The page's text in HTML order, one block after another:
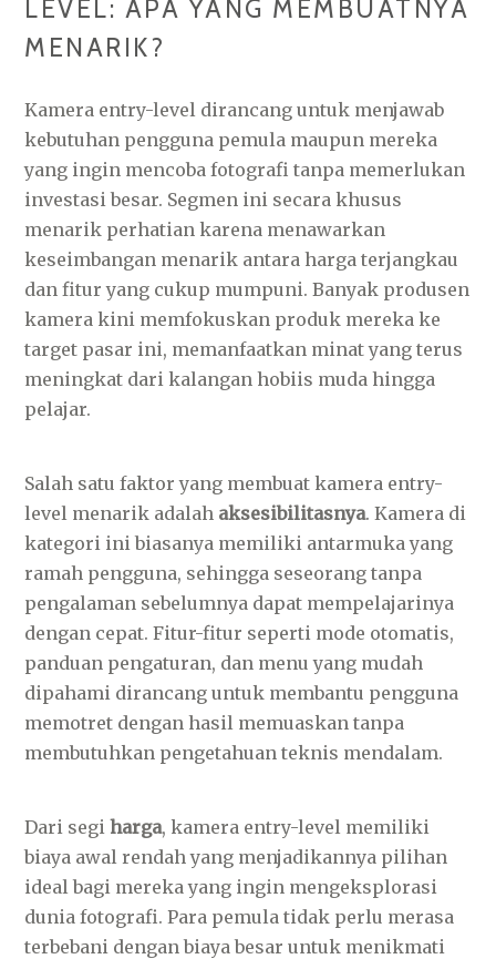
LEVEL: APA YANG MEMBUATNYA
MENARIK?
Kamera entry-level dirancang untuk menjawab
kebutuhan pengguna pemula maupun mereka
yang ingin mencoba fotografi tanpa memerlukan
investasi besar. Segmen ini secara khusus
menarik perhatian karena menawarkan
keseimbangan menarik antara harga terjangkau
dan fitur yang cukup mumpuni. Banyak produsen
kamera kini memfokuskan produk mereka ke
target pasar ini, memanfaatkan minat yang terus
meningkat dari kalangan hobiis muda hingga
pelajar.
Salah satu faktor yang membuat kamera entry-
level menarik adalah aksesibilitasnya. Kamera di
kategori ini biasanya memiliki antarmuka yang
ramah pengguna, sehingga seseorang tanpa
pengalaman sebelumnya dapat mempelajarinya
dengan cepat. Fitur-fitur seperti mode otomatis,
panduan pengaturan, dan menu yang mudah
dipahami dirancang untuk membantu pengguna
memotret dengan hasil memuaskan tanpa
membutuhkan pengetahuan teknis mendalam.
Dari segiharga, kamera entry-level memiliki
biaya awal rendah yang menjadikannya pilihan
ideal bagi mereka yang ingin mengeksplorasi
dunia fotografi. Para pemula tidak perlu merasa
terbebani dengan biaya besar untuk menikmati